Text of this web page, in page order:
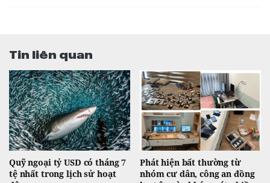
Tin liên quan
Quỹ ngoại tỷ USD có tháng 7
tệ nhất trong lịch sử hoạt
Phát hiện bất thường từ
nhóm cư dân, công an đồng